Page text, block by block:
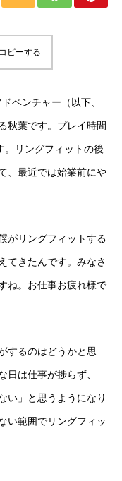
ピーする
ベンチャー（以下、
秋葉です。プレイ時間
。リングフィットの後
、最近では始業前にや
がリングフィットする
てきたんです。みなさ
ね。お仕事お疲れ様で
するのはどうかと思
日は仕事が捗らず、
い」と思うようになり
い範囲でリングフィッ